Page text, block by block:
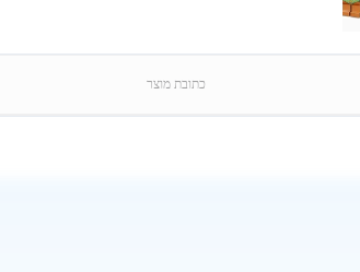
כתובת מוצר